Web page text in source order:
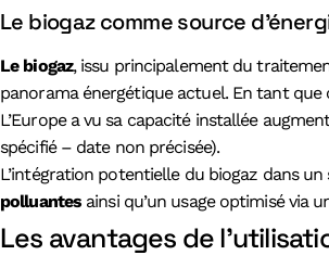
Le biogaz comme source
Le biogaz, issu principalement du
panorama énergétique actuel. En tant
L’Europe a vu sa capacité installée
spécifié – date non précisée).
L’intégration potentielle du biogaz dans
polluantes ainsi qu’un usage optimisé via
Les avantages de